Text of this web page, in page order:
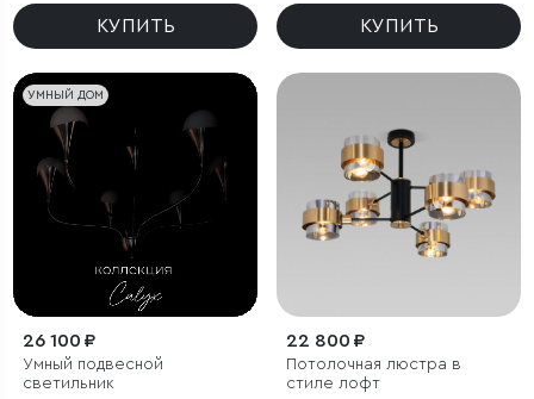
КУПИТЬ КУПИТЬ
УМНЫЙ ДОМ
26 100 ₽
Умный подвесной
светильник
22 800 ₽
Потолочная люстра в
стиле лофт